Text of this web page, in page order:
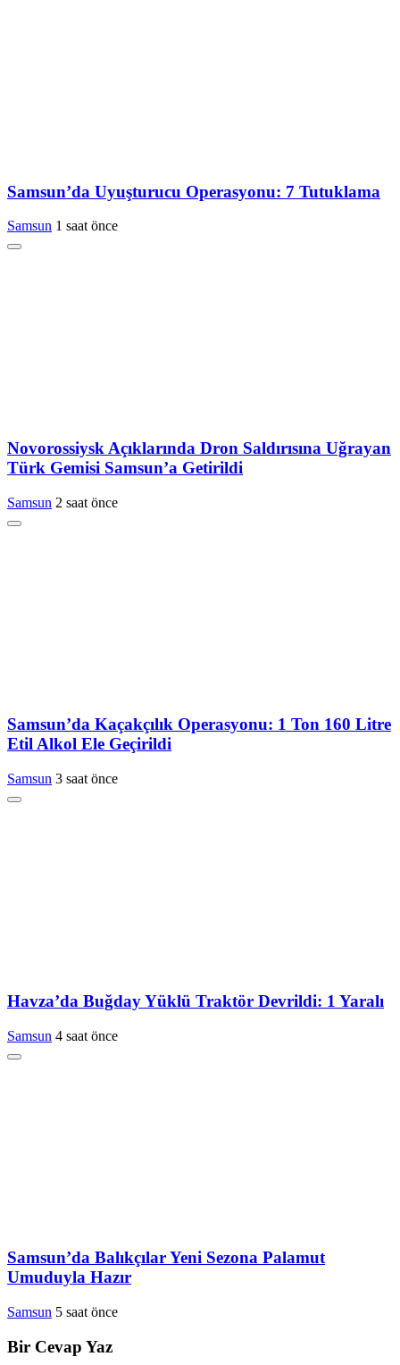
Samsun’da Uyuşturucu Operasyonu: 7 Tutuklama
Samsun 1 saat önce
Novorossiysk Açıklarında Dron Saldırısına Uğrayan
Türk Gemisi Samsun’a Getirildi
Samsun 2 saat önce
Samsun’da Kaçakçılık Operasyonu: 1 Ton 160 Litre
Etil Alkol Ele Geçirildi
Samsun 3 saat önce
Havza’da Buğday Yüklü Traktör Devrildi: 1 Yaralı
Samsun 4 saat önce
Samsun’da Balıkçılar Yeni Sezona Palamut
Umuduyla Hazır
Samsun 5 saat önce
Bir Cevap Yaz